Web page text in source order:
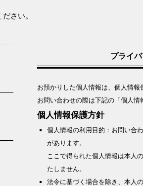
さい。
プライ
お預かりした個人情報は、個人情報
お問い合わせの際は下記の「個人情
個人情報保護方針
個人情報の利用目的：お問い合
があります。
ここで得られた個人情報は本人
たしません。
法令に基づく場合を除き、本人